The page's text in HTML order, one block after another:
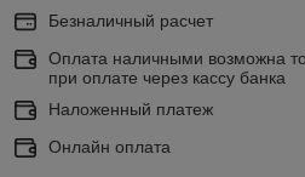
Безналичный расчет
Оплата наличными возможна
при оплате через кассу банка
Наложенный платеж
Онлайн оплата